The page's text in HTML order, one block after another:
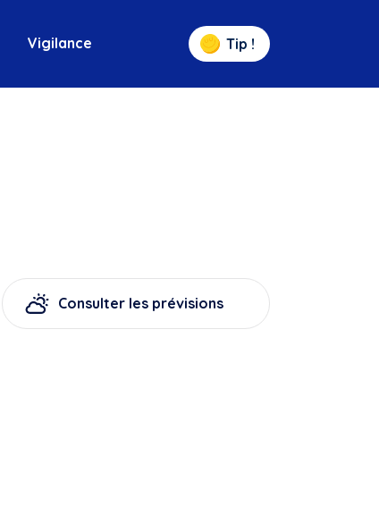
Vigilance Tip !
Consulter les prévisions